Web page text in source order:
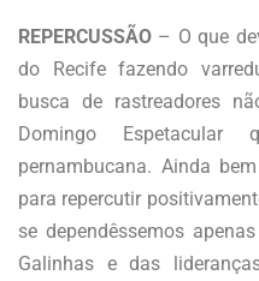
REPERCUSSÃO – O que
do Recife fazendo
busca de rastreadores
Domingo
pernambucana. Ainda
para repercutir
se dependêssemos
Galinhas e das